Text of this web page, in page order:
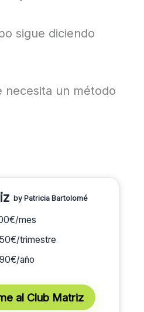
sigue diciendo
necesita un método
by Patricia Bartolomé
mes
trimestre
año
al Club Matriz